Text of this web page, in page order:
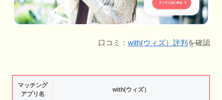
口コミ： with(ウィズ）評判 を確認
マッチング
アプリ名
with(ウィズ）